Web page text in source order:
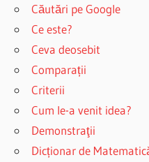
Căutări pe Google
Ce este?
Ceva deosebit
Comparații
Criterii
Cum le-a venit idea?
Demonstraţii
Dicționar de